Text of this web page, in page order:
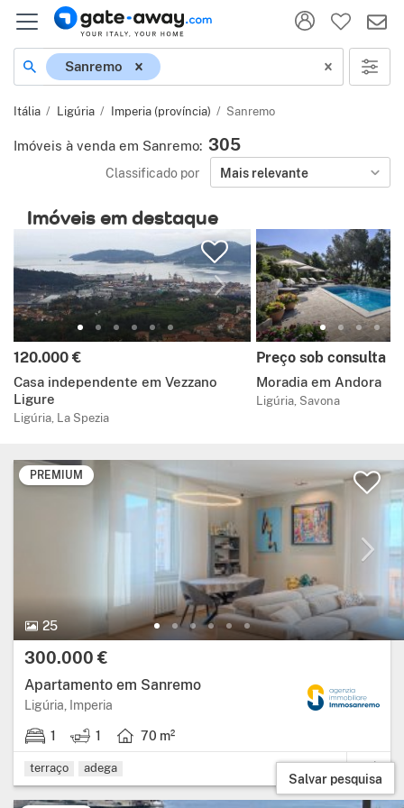
Localização
Sanremo
Itália Ligúria Imperia (província) Sanremo
Imóveis à venda em Sanremo: 305
Classificado por Mais relevante
Imóveis em destaque
Preço:
120.000 €
Casa independente em Vezzano
Ligure
Ligúria, La Spezia
Preço:
Preço sob consulta
Moradia em Andora
Ligúria, Savona
PREMIUM
25
25 Fotos.
Preço:
300.000 €
Apartamento em Sanremo
Ligúria, Imperia
1
1 quarto. 1
1 casa de banho.
70 m²
Área útil: 70 metros quadrados.
terraço adega
Salvar pesquisa